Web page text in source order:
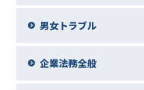
男女トラブル
企業法務全般